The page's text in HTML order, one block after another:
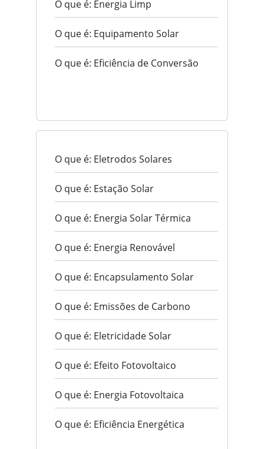
O que é: Energia Limp
O que é: Equipamento Solar
O que é: Eficiência de Conversão
O que é: Eletrodos Solares
O que é: Estação Solar
O que é: Energia Solar Térmica
O que é: Energia Renovável
O que é: Encapsulamento Solar
O que é: Emissões de Carbono
O que é: Eletricidade Solar
O que é: Efeito Fotovoltaico
O que é: Energia Fotovoltaica
O que é: Eficiência Energética